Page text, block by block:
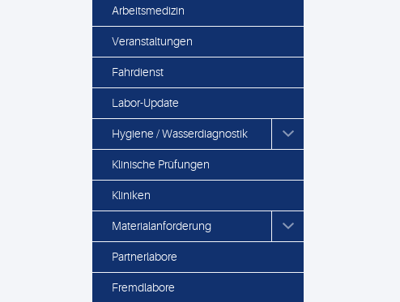
Arbeitsmedizin
Veranstaltungen
Fahrdienst
Labor-Update
Hygiene / Wasserdiagnostik
Klinische Prüfungen
Kliniken
Materialanforderung
Partnerlabore
Fremdlabore